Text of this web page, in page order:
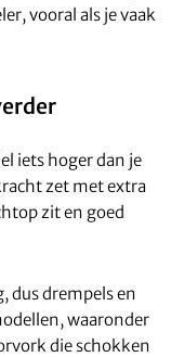
vooral als je vaak
iets hoger dan je
zet met extra
zit en goed
dus drempels en
waaronder
die schokken